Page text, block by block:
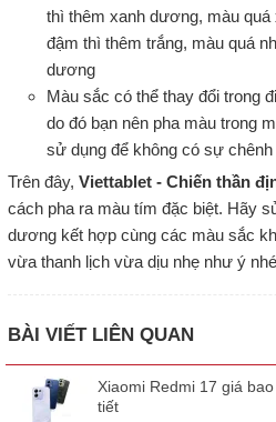
thì thêm xanh dương, màu
đậm thì thêm trắng, màu quá
dương
Màu sắc có thể thay đổi trong
do đó bạn nên pha màu trong
sử dụng để không có sự
Trên đây, Viettablet - Chiến thần
cách pha ra màu tím đặc biệt. Hãy
dương kết hợp cùng các màu sắc
vừa thanh lịch vừa dịu nhẹ như ý
BÀI VIẾT LIÊN QUAN
Xiaomi Redmi 17 giá
tiết